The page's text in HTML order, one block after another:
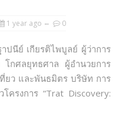
1 year ago 0
ปนีย์ เกียรติไพบูลย์ ผู้ว่าการ
กศลยุทธศาล ผู้อำนวยการ
ที่ยว และพันธมิตร บริษัท การ
ครงการ “Trat Discovery: